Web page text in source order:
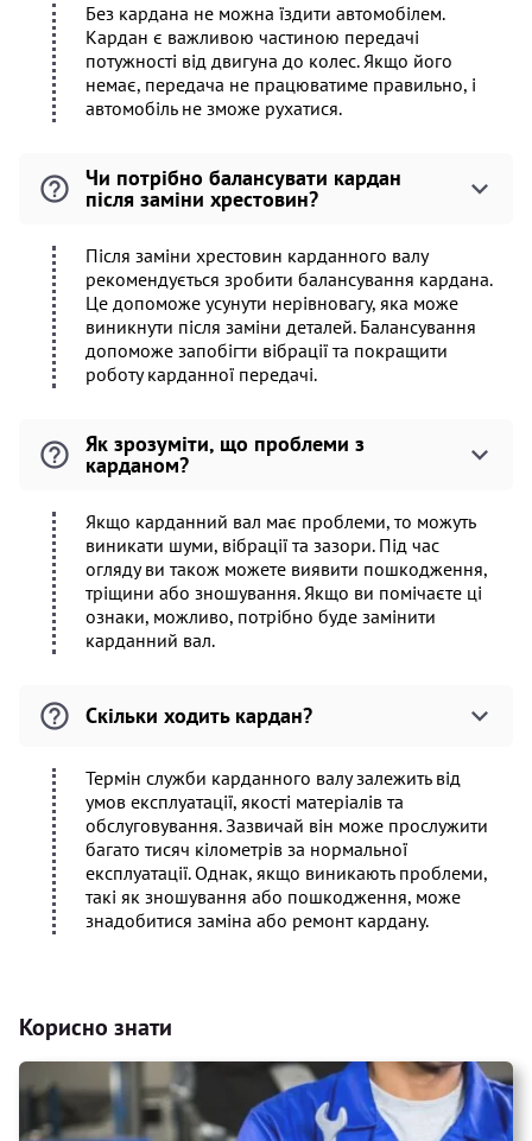
Без кардана не можна їздити автомобілем.
Кардан є важливою частиною передачі
потужності від двигуна до колес. Якщо його
немає, передача не працюватиме правильно, і
автомобіль не зможе рухатися.
Чи потрібно балансувати кардан
після заміни хрестовин?
Після заміни хрестовин карданного валу
рекомендується зробити балансування кардана.
Це допоможе усунути нерівновагу, яка може
виникнути після заміни деталей. Балансування
допоможе запобігти вібрації та покращити
роботу карданної передачі.
Як зрозуміти, що проблеми з
карданом?
Якщо карданний вал має проблеми, то можуть
виникати шуми, вібрації та зазори. Під час
огляду ви також можете виявити пошкодження,
тріщини або зношування. Якщо ви помічаєте ці
ознаки, можливо, потрібно буде замінити
карданний вал.
Скільки ходить кардан?
Термін служби карданного валу залежить від
умов експлуатації, якості матеріалів та
обслуговування. Зазвичай він може прослужити
багато тисяч кілометрів за нормальної
експлуатації. Однак, якщо виникають проблеми,
такі як зношування або пошкодження, може
знадобитися заміна або ремонт кардану.
Корисно знати